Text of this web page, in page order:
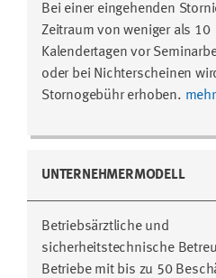
Bei einer eingehenden
Zeitraum von weniger als 10
Kalendertagen vor
oder bei Nichterscheinen
Stornogebühr erhoben. mehr
UNTERNEHMERMODELL
Betriebsärztliche und
sicherheitstechnische
Betriebe mit bis zu 50